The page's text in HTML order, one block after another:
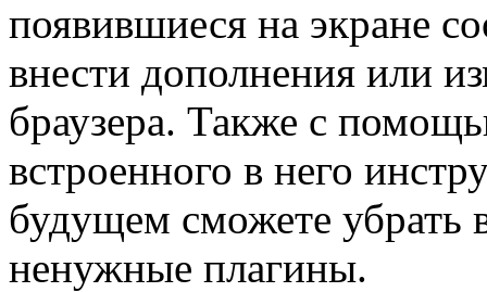
появившиеся на экране
внести дополнения или
браузера. Также с
встроенного в него
будущем сможете убрать
ненужные плагины.